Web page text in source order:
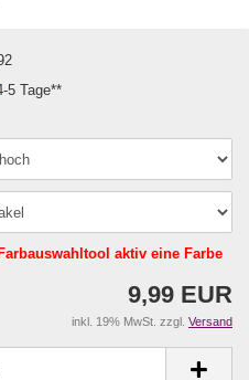
5 Tage**
aktiv eine Farbe
9,99 EUR
inkl. 19% MwSt. zzgl. Versand